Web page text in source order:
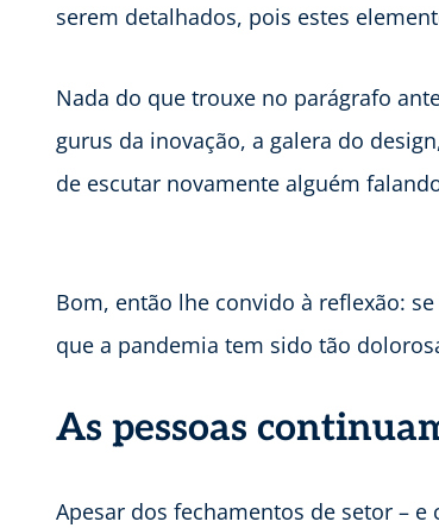
serem detalhados, pois estes
Nada do que trouxe no parágrafo
gurus da inovação, a galera do
de escutar novamente alguém
Bom, então lhe convido à reflexão:
que a pandemia tem sido tão
As pessoas
Apesar dos fechamentos de setor –